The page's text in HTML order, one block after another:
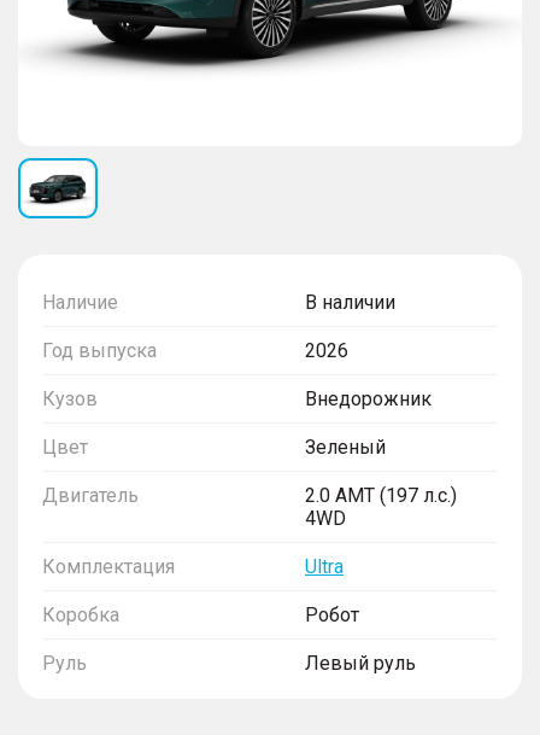
Наличие В наличии
Год выпуска 2026
Кузов Внедорожник
Цвет Зеленый
Двигатель
2.0 AMT (197 л.с.)
4WD
Комплектация Ultra
Коробка Робот
Руль Левый руль